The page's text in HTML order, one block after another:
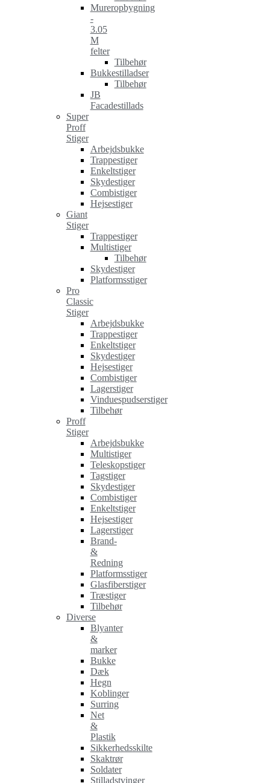
Mureropbygning
-
3.05
M
felter
Tilbehør
Bukkestilladser
Tilbehør
JB
Facadestillads
Super
Proff
Stiger
Arbejdsbukke
Trappestiger
Enkeltstiger
Skydestiger
Combistiger
Hejsestiger
Giant
Stiger
Trappestiger
Multistiger
Tilbehør
Skydestiger
Platformsstiger
Pro
Classic
Stiger
Arbejdsbukke
Trappestiger
Enkeltstiger
Skydestiger
Hejsestiger
Combistiger
Lagerstiger
Vinduespudserstiger
Tilbehør
Proff
Stiger
Arbejdsbukke
Multistiger
Teleskopstiger
Tagstiger
Skydestiger
Combistiger
Enkeltstiger
Hejsestiger
Lagerstiger
Brand-
&
Redning
Platformsstiger
Glasfiberstiger
Træstiger
Tilbehør
Diverse
Blyanter
&
marker
Bukke
Dæk
Hegn
Koblinger
Surring
Net
&
Plastik
Sikkerhedsskilte
Skaktrør
Soldater
Stilladstvinger